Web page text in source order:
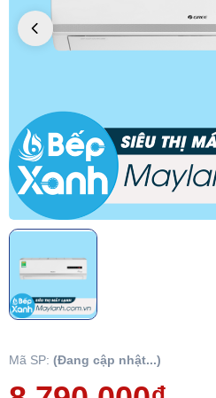
Mã SP: (Đang cập nhật...)